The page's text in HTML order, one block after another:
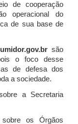
de cooperação
operacional do
de sua base de
são
o foco desse
de defesa dos
a sociedade.
a Secretaria
os Órgãos